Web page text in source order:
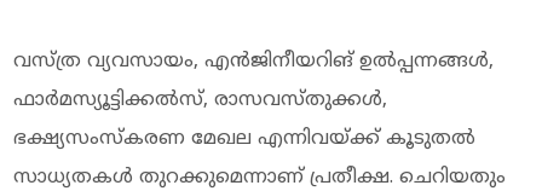
വസ്ത്ര വ്യവസായം, എൻജിനീയറിങ് ഉൽപ്പന്നങ്ങൾ,
ഫാർമസ്യൂട്ടിക്കൽസ്, രാസവസ്തുക്കൾ,
ഭക്ഷ്യസംസ്‌കരണ മേഖല എന്നിവയ്ക്ക് കൂടുതൽ
സാധ്യതകൾ തുറക്കുമെന്നാണ് പ്രതീക്ഷ. ചെറിയതും